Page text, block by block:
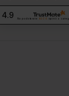
4.9 Na podstawie 6036 opinii z